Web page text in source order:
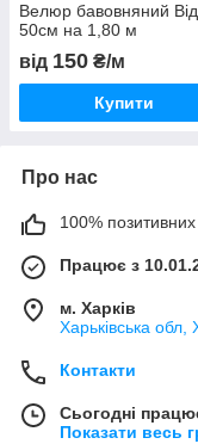
Велюр бавовняний
50см на 1,80 м
від 150 ₴/м
Купити
Про нас
100% позитивних
Працює з
м. Харків
Харьківська обл,
Контакти
Сьогодні
Показати весь